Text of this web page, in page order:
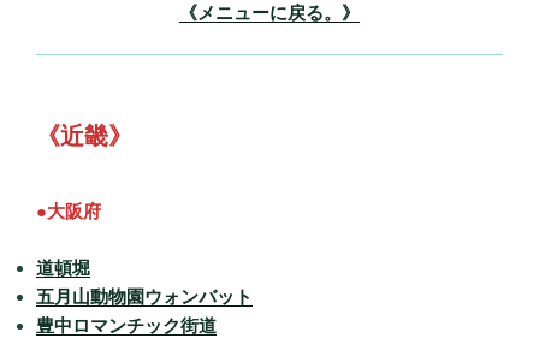
《メニューに戻る。》
《近畿》
●大阪府
道頓堀
五月山動物園ウォンバット
豊中ロマンチック街道